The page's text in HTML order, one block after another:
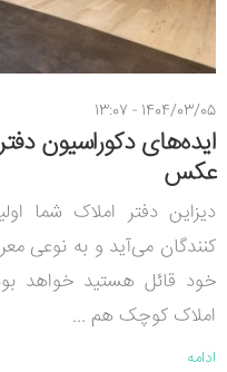
1404/03/05 - 13:07
ایده‌های دکوراسیون
عکس
دیزاین دفتر املاک شما
کنندگان می‌آید و به نوعی
خود قائل هستید خواهد
املاک کوچک هم ...
ادامه